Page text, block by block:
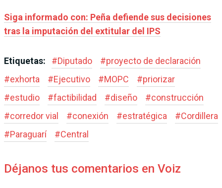
Siga informado con: Peña defiende sus decisiones
tras la imputación del extitular del IPS
Etiquetas: #Diputado #proyecto de declaración
#exhorta #Ejecutivo #MOPC #priorizar
#estudio #factibilidad #diseño #construcción
#corredor vial #conexión #estratégica #Cordillera
#Paraguarí #Central
Déjanos tus comentarios en Voiz